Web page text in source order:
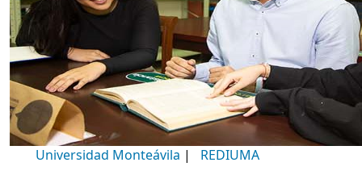
Universidad Monteávila | REDIUMA